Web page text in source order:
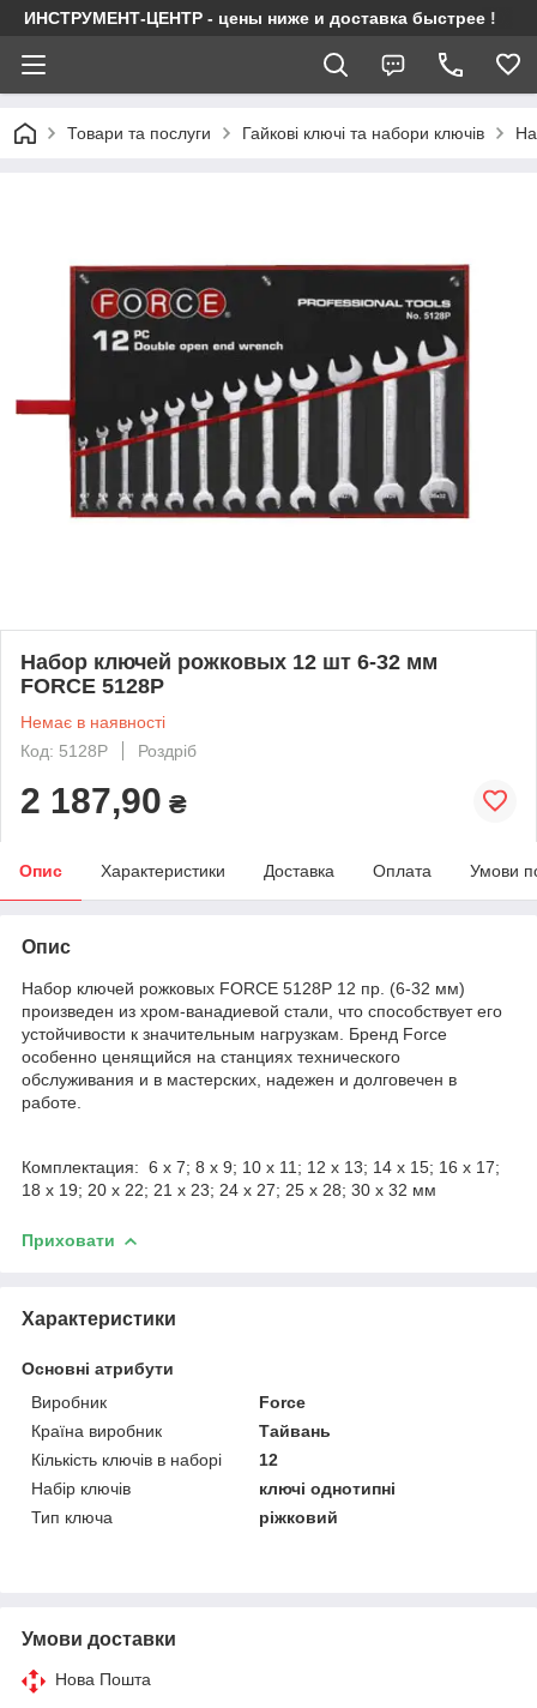
ИНСТРУМЕНТ-ЦЕНТР - цены ниже и доставка быстрее !
Товари та послуги Гайкові ключі та набори ключів
Набор ключей рожковых 12 шт 6-32 мм
FORCE 5128P
Немає в наявності
Код: 5128P
Роздріб
2 187,90 ₴
Опис Характеристики Доставка Оплата Умови
Опис
Набор ключей рожковых FORCE 5128P 12 пр. (6-32 мм)
произведен из хром-ванадиевой стали, что способствует его
устойчивости к значительным нагрузкам. Бренд Force
особенно ценящийся на станциях технического
обслуживания и в мастерских, надежен и долговечен в
работе.
Комплектация: 6 x 7; 8 x 9; 10 x 11; 12 x 13; 14 x 15; 16 x 17;
18 x 19; 20 x 22; 21 x 23; 24 x 27; 25 x 28; 30 x 32 мм
Приховати
Характеристики
Основні атрибути
Виробник
Force
Країна виробник
Тайвань
Кількість ключів в наборі
12
Набір ключів
ключі однотипні
Тип ключа
ріжковий
Умови доставки
Нова Пошта